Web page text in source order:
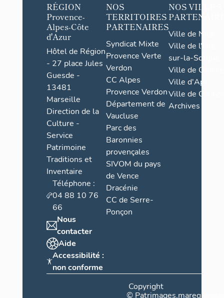
RÉGION
Provence-
Alpes-Côte
d'Azur
Hôtel de Région
- 27 place Jules
Guesde -
13481
Marseille
Direction de la
Culture -
Service
Patrimoine
Traditions et
Inventaire
Téléphone :
04 88 10 76
66
Nous
contacter
Aide
Accessibilité :
non conforme
NOS
TERRITOIRES
PARTENAIRES
Syndicat Mixte
Provence Verte
Verdon
CC Alpes
Provence Verdon
Département de
Vaucluse
Parc des
Baronnies
provençales
SIVOM du pays
de Vence
Dracénie
CC de Serre-
Ponçon
NOS VILLES
Ville de Nice
Ville de l'Isle-
sur-la-Sorgue
Ville de Grasse
Ville d'Apt
Ville de
Archives
Copyright
©